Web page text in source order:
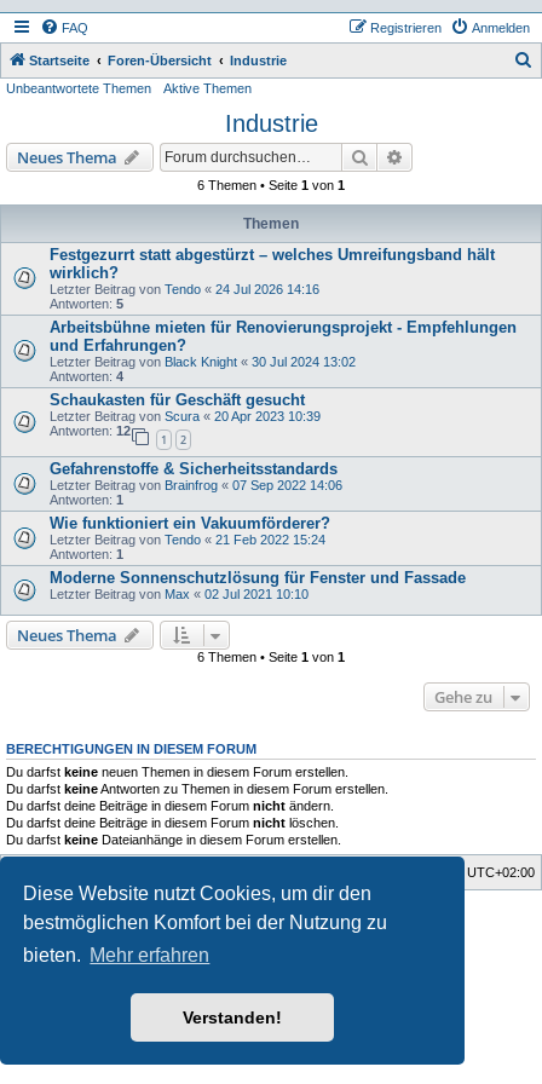
Diese Website nutzt Cookies, um dir den
bestmöglichen Komfort bei der Nutzung zu
bieten. Mehr erfahren
Verstanden!
FAQ Anmelden
Registrieren
Startseite Foren-Übersicht Industrie
Unbeantwortete Themen Aktive Themen
Industrie
Neues Thema Suche
6 Themen • Seite 1 von 1
Themen
Festgezurrt statt abgestürzt – welches Umreifungsband hält
wirklich?
Letzter Beitrag von Tendo « 24 Jul 2026 14:16
Antworten: 5
Arbeitsbühne mieten für Renovierungsprojekt - Empfehlungen
und Erfahrungen?
Letzter Beitrag von Black Knight « 30 Jul 2024 13:02
Antworten: 4
Schaukasten für Geschäft gesucht
Letzter Beitrag von Scura « 20 Apr 2023 10:39
Antworten: 12
1 2
Gefahrenstoffe & Sicherheitsstandards
Letzter Beitrag von Brainfrog « 07 Sep 2022 14:06
Antworten: 1
Wie funktioniert ein Vakuumförderer?
Letzter Beitrag von Tendo « 21 Feb 2022 15:24
Antworten: 1
Moderne Sonnenschutzlösung für Fenster und Fassade
Letzter Beitrag von Max « 02 Jul 2021 10:10
Neues Thema
6 Themen • Seite 1 von 1
Gehe zu
BERECHTIGUNGEN IN DIESEM FORUM
Du darfst keine neuen Themen in diesem Forum erstellen.
Du darfst keineAntworten zu Themen in diesem Forum erstellen.
Du darfst deine Beiträge in diesem Forum nicht ändern.
Du darfst deine Beiträge in diesem Forum nicht löschen.
Du darfst keine Dateianhänge in diesem Forum erstellen.
UTC+02:00
Powered by phpBB ® Forum Software © phpBB Limited
Deutsche Übersetzung durch